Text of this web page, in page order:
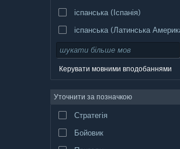
іспанська (Іспанія)
іспанська (Латинська
Керувати мовними вподобаннями
Уточнити за позначкою
Стратегія
Бойовик